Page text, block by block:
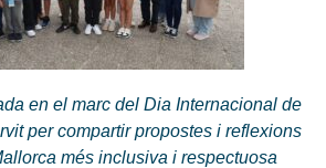
en el marc del Dia Internacional de
per compartir propostes i reflexions
més inclusiva i respectuosa